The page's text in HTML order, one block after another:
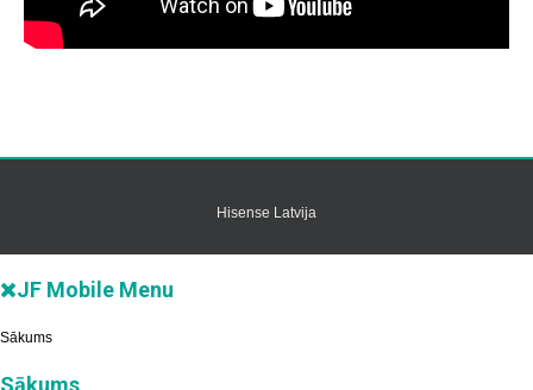
Hisense Latvija
JF Mobile Menu
Sākums
Sākums